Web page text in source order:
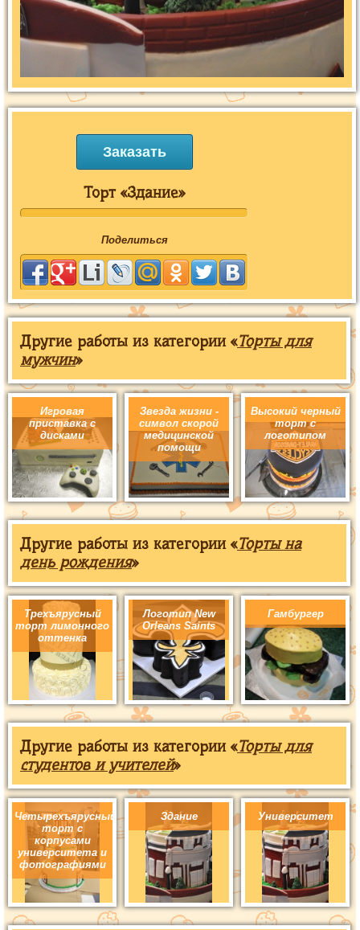
Заказать
Торт «Здание»
Поделиться
Другие работы из категории «Торты для
мужчин»
Игровая
приставка с
дисками
Звезда жизни -
символ скорой
медицинской
помощи
Высокий черный
торт с
логотипом
Другие работы из категории «Торты на
день рождения»
Трехъярусный
торт лимонного
оттенка
Логотип New
Orleans Saints
Гамбургер
Другие работы из категории «Торты для
студентов и учителей»
Четырехъярусный
торт с
корпусами
университета и
фотографиями
Здание Университет